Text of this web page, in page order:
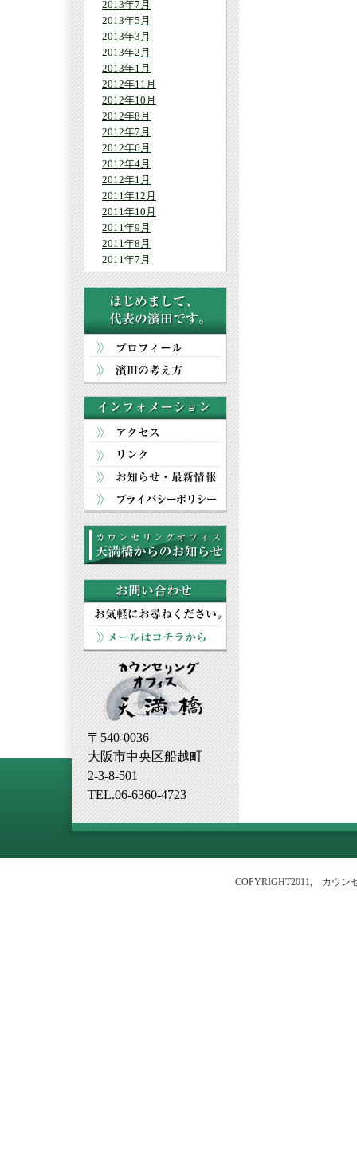
2013年7月
2013年5月
2013年3月
2013年2月
2013年1月
2012年11月
2012年10月
2012年8月
2012年7月
2012年6月
2012年4月
2012年1月
2011年12月
2011年10月
2011年9月
2011年8月
2011年7月
〒540-0036
大阪市中央区船越町
2-3-8-501
TEL.06-6360-4723
COPYRIGHT2011, カウン